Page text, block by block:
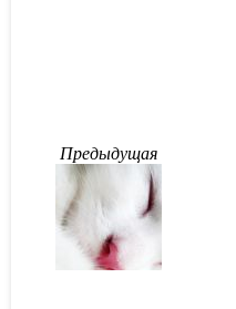
Предыдущая